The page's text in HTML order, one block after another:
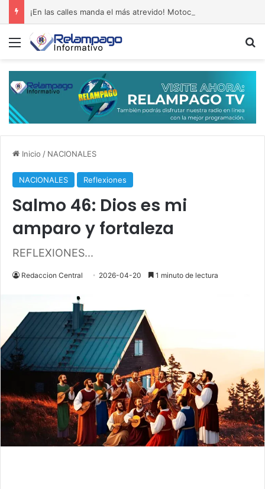
Menú
Inicio / NACIONALES
NACIONALES Reflexiones
Salmo 46: Dios es mi
amparo y fortaleza
REFLEXIONES...
Redaccion Central 2026-04-20 1 minuto de lectura